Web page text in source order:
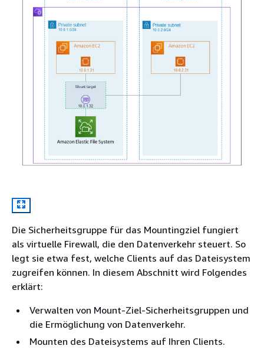
Die Sicherheitsgruppe für das Mountingziel fungiert
als virtuelle Firewall, die den Datenverkehr steuert. So
legt sie etwa fest, welche Clients auf das Dateisystem
zugreifen können. In diesem Abschnitt wird Folgendes
erklärt:
Verwalten von Mount-Ziel-Sicherheitsgruppen und
die Ermöglichung von Datenverkehr.
Mounten des Dateisystems auf Ihren Clients.